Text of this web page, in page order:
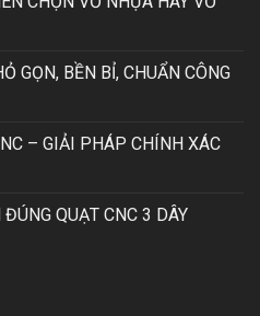
GỌN, BỀN BỈ, CHUẨN CÔNG
– GIẢI PHÁP CHÍNH XÁC
QUẠT CNC 3 DÂY